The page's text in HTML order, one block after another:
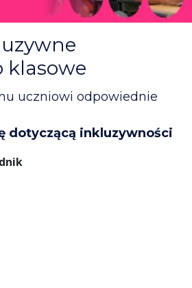
klasowe
uczniowi odpowiednie
dotyczącą inkluzywności